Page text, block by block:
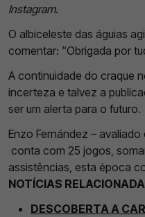
Instagram.
O albiceleste das águias
comentar: “Obrigada por
A continuidade do craque
incerteza e talvez a
ser um alerta para o futuro.
Enzo Fernández –
conta com 25 jogos,
assistências, esta época
NOTÍCIAS
DESCOBERTA A